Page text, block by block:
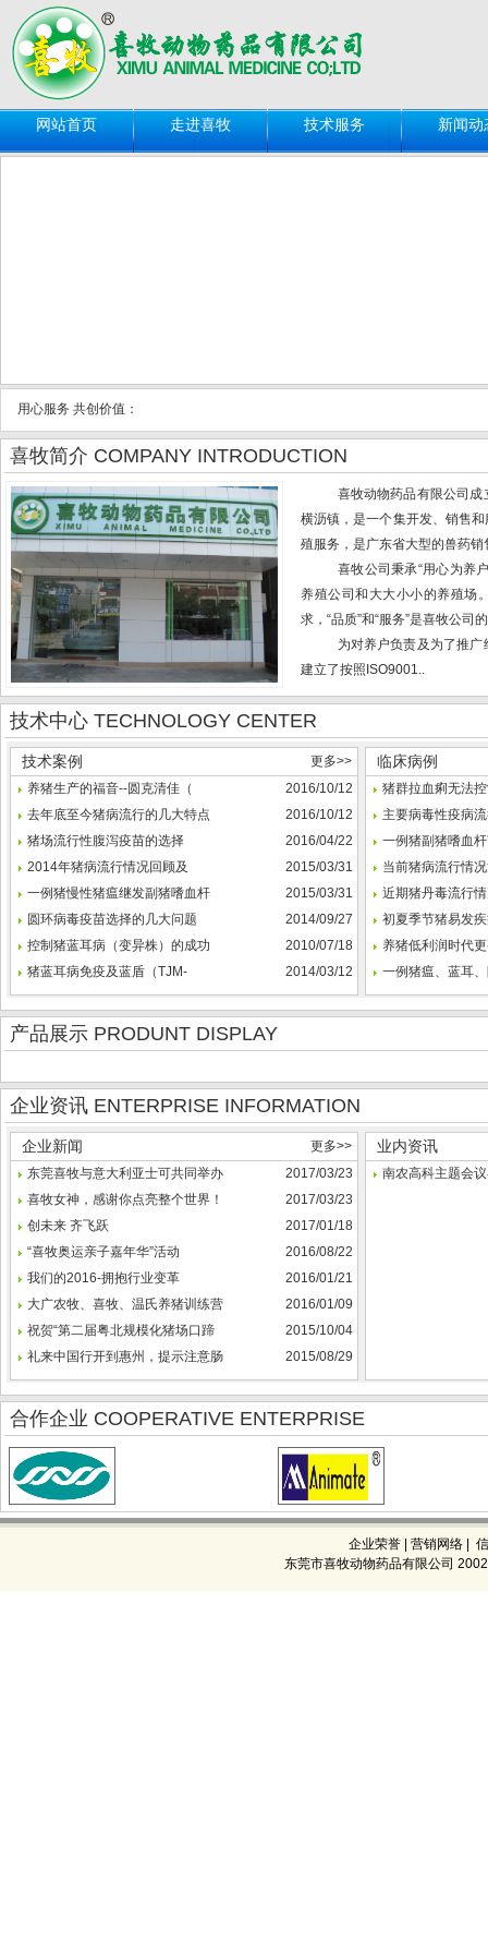
网站首页 走进喜牧 技术服务 新闻动
用心服务 共创价值：
喜牧简介 COMPANY INTRODUCTION
喜牧动物药品有限公司成
横沥镇，是一个集开发、销售
殖服务，是广东省大型的兽药
喜牧公司秉承“用心为养
养殖公司和大大小小的养殖场
求，“品质”和“服务”是喜牧公司
为对养户负责及为了推广
建立了按照 ISO9001..
技术中心 TECHNOLOGY CENTER
技术案例
更多>>
养猪生产的福音--圆克清佳（
2016/10/12
去年底至今猪病流行的几大特点
2016/10/12
猪场流行性腹泻疫苗的选择
2016/04/22
2014年猪病流行情况回顾及
2015/03/31
一例猪慢性猪瘟继发副猪嗜血杆
2015/03/31
圆环病毒疫苗选择的几大问题
2014/09/27
控制猪蓝耳病（变异株）的成功
2010/07/18
猪蓝耳病免疫及蓝盾（TJM-
2014/03/12
临床病例
猪群拉血痢无法
主要病毒性疫病
一例猪副猪嗜血
当前猪病流行情
近期猪丹毒流行
初夏季节猪易发
养猪低利润时代
一例猪瘟、蓝耳
产品展示 PRODUNT DISPLAY
企业资讯 ENTERPRISE INFORMATION
企业新闻
更多>>
东莞喜牧与意大利亚士可共同举办
2017/03/23
喜牧女神，感谢你点亮整个世界！
2017/03/23
创未来 齐飞跃
2017/01/18
“喜牧奥运亲子嘉年华”活动
2016/08/22
我们的2016-拥抱行业变革
2016/01/21
大广农牧、喜牧、温氏养猪训练营
2016/01/09
祝贺“第二届粤北规模化猪场口蹄
2015/10/04
礼来中国行开到惠州，提示注意肠
2015/08/29
业内资讯
南农高科主题会
合作企业 COOPERATIVE ENTERPRISE
企业荣誉| 营销网络|
东莞市喜牧动物药品有限公司